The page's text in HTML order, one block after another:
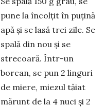
pune la în­col­țit în puțină
apă și se lasă trei zile. Se
spală din nou și se
strecoară. În­tr-un
borcan, se pun 2 linguri
de mie­re, mie­zul tăiat
mărunt de la 4 nuci și 2